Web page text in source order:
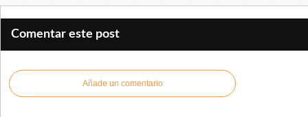
Comentar este post
Añade un comentario